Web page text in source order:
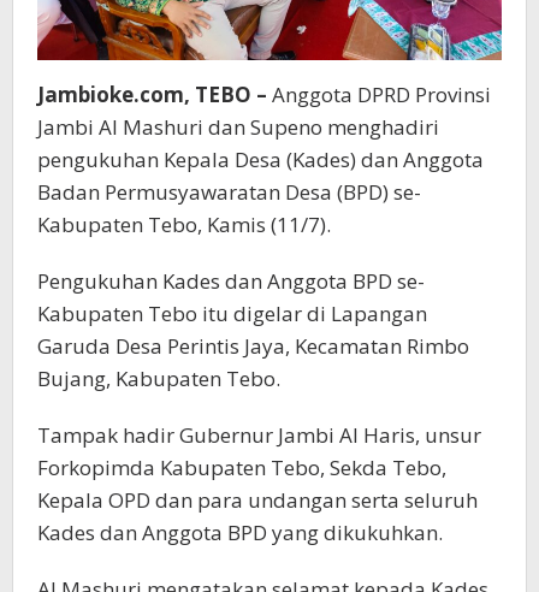
Jambioke.com, TEBO – Anggota DPRD Provinsi
Jambi Al Mashuri dan Supeno menghadiri
pengukuhan Kepala Desa (Kades) dan Anggota
Badan Permusyawaratan Desa (BPD) se-
Kabupaten Tebo, Kamis (11/7).
Pengukuhan Kades dan Anggota BPD se-
Kabupaten Tebo itu digelar di Lapangan
Garuda Desa Perintis Jaya, Kecamatan Rimbo
Bujang, Kabupaten Tebo.
Tampak hadir Gubernur Jambi Al Haris, unsur
Forkopimda Kabupaten Tebo, Sekda Tebo,
Kepala OPD dan para undangan serta seluruh
Kades dan Anggota BPD yang dikukuhkan.